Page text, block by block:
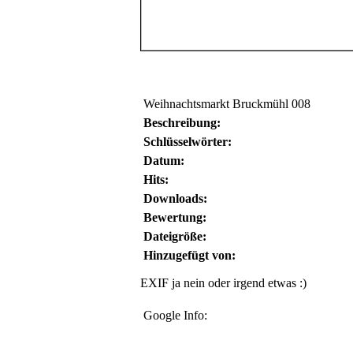
Weihnachtsmarkt Bruckmühl 008
Beschreibung:
Schlüsselwörter:
Datum:
Hits:
Downloads:
Bewertung:
Dateigröße:
Hinzugefügt von:
EXIF ja nein oder irgend etwas :)
Google Info: